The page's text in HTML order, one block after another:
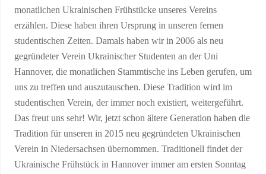
monatlichen Ukrainischen Frühstücke unseres Vereins
erzählen. Diese haben ihren Ursprung in unseren fernen
studentischen Zeiten. Damals haben wir in 2006 als neu
gegründeter Verein Ukrainischer Studenten an der Uni
Hannover, die monatlichen Stammtische ins Leben gerufen, um
uns zu treffen und auszutauschen. Diese Tradition wird im
studentischen Verein, der immer noch existiert, weitergeführt.
Das freut uns sehr! Wir, jetzt schon ältere Generation haben die
Tradition für unseren in 2015 neu gegründeten Ukrainischen
Verein in Niedersachsen übernommen. Traditionell findet der
Ukrainische Frühstück in Hannover immer am ersten Sonntag